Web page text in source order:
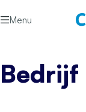
Menu
Bedrijf